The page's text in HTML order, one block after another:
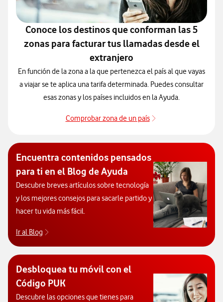
Conoce los destinos que conforman las 5
zonas para facturar tus llamadas desde el
extranjero
En función de la zona a la que pertenezca el país al que vayas
a viajar se te aplica una tarifa determinada. Puedes consultar
esas zonas y los países incluidos en la Ayuda.
Comprobar zona de un país
Encuentra contenidos pensados
para ti en el Blog de Ayuda
Descubre breves artículos sobre tecnología
y los mejores consejos para sacarle partido y
hacer tu vida más fácil.
Ir al Blog
Desbloquea tu móvil con el
Código PUK
Descubre las opciones que tienes para